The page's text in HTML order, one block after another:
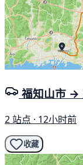
福知山市 →
2 站点 · 12小时前
收藏